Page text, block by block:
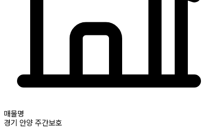
매물명
경기 안양 주간보호